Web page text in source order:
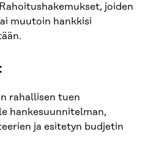
joiden
muutoin hankkisi
rahallisen tuen
hankesuunnitelman,
ja esitetyn budjetin